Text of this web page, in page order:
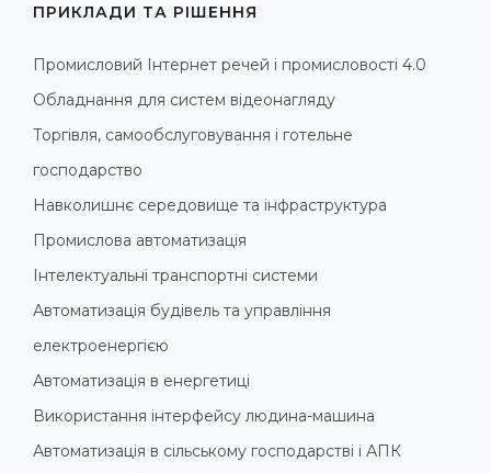
ПРИКЛАДИ ТА РІШЕННЯ
Промисловий Інтернет речей і промисловості 4.0
Обладнання для систем відеонагляду
Торгівля, самообслуговування і готельне
господарство
Навколишнє середовище та інфраструктура
Промислова автоматизація
Інтелектуальні транспортні системи
Автоматизація будівель та управління
електроенергією
Автоматизація в енергетиці
Використання інтерфейсу людина-машина
Автоматизація в сільському господарстві і АПК